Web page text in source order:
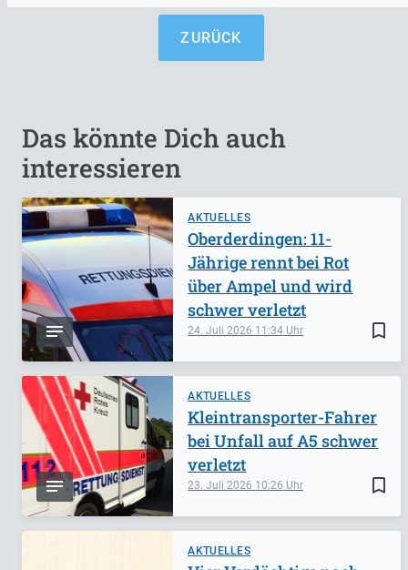
ZURÜCK
Das könnte Dich auch
interessieren
AKTUELLES
bookmark_border
24. Juli 2026 11:34
Oberderdingen: 11-
Jährige rennt bei Rot
über Ampel und wird
schwer verletzt
AKTUELLES
bookmark_border
23. Juli 2026 10:26
Kleintransporter-Fahrer
bei Unfall auf A5 schwer
verletzt
AKTUELLES